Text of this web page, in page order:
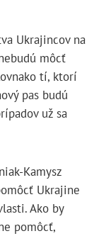
Ukrajincov na
môcť
tí, ktorí
pas budú
už sa
Kamysz
Ukrajine
Ako by
pomôcť,